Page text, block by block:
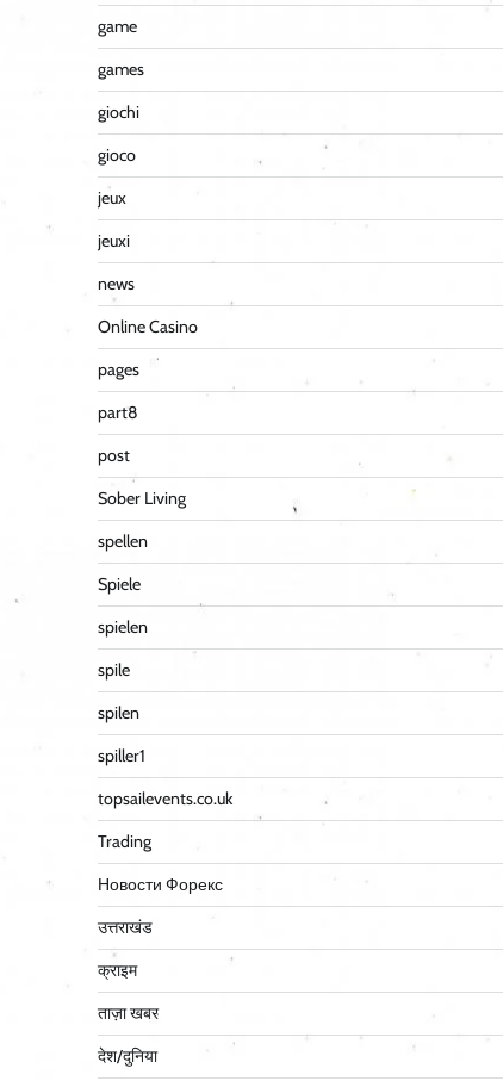
game
games
giochi
gioco
jeux
jeuxi
news
Online Casino
pages
part8
post
Sober Living
spellen
Spiele
spielen
spile
spilen
spiller1
topsailevents.co.uk
Trading
Новости Форекс
उत्तराखंड
क्राइम
ताज़ा खबर
देश/दुनिया